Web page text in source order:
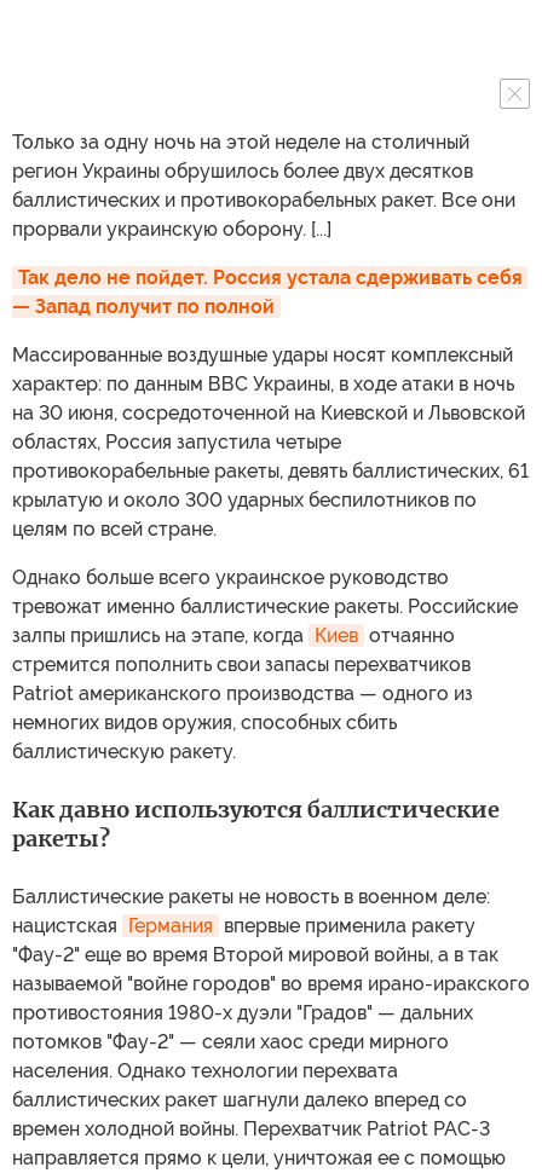
Только за одну ночь на этой неделе на столичный
регион Украины обрушилось более двух десятков
баллистических и противокорабельных ракет. Все они
прорвали украинскую оборону. [...]
Так дело не пойдет. Россия устала сдерживать себя
— Запад получит по полной
Массированные воздушные удары носят комплексный
характер: по данным ВВС Украины, в ходе атаки в ночь
на 30 июня, сосредоточенной на Киевской и Львовской
областях, Россия запустила четыре
противокорабельные ракеты, девять баллистических, 61
крылатую и около 300 ударных беспилотников по
целям по всей стране.
Однако больше всего украинское руководство
тревожат именно баллистические ракеты. Российские
залпы пришлись на этапе, когда Киев отчаянно
стремится пополнить свои запасы перехватчиков
Patriot американского производства — одного из
немногих видов оружия, способных сбить
баллистическую ракету.
Как давно используются баллистические
ракеты?
Баллистические ракеты не новость в военном деле:
нацистская Германия впервые применила ракету
"Фау-2" еще во время Второй мировой войны, а в так
называемой "войне городов" во время ирано-иракского
противостояния 1980-х дуэли "Градов" — дальних
потомков "Фау-2" — сеяли хаос среди мирного
населения. Однако технологии перехвата
баллистических ракет шагнули далеко вперед со
времен холодной войны. Перехватчик Patriot PAC-3
направляется прямо к цели, уничтожая ее с помощью